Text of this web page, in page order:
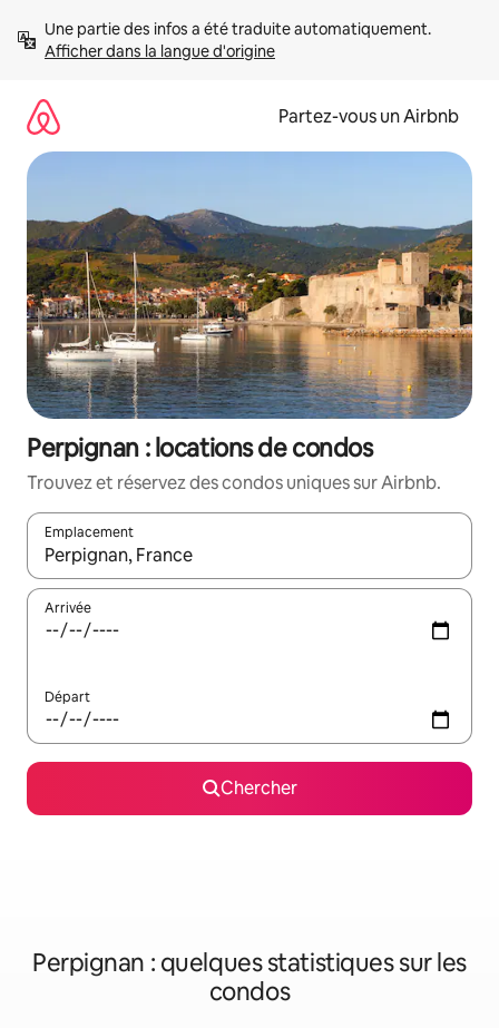
directement
Afficher dans la langue d'origine
Partez-vous un Airbnb
Perpignan : locations de condos
Trouvez et réservez des condos uniques sur Airbnb.
Emplacement
Quand les résultats sont affichés, parcourez-les en utilisant
Arrivée
Départ
Chercher
Perpignan : quelques statistiques sur les
condos